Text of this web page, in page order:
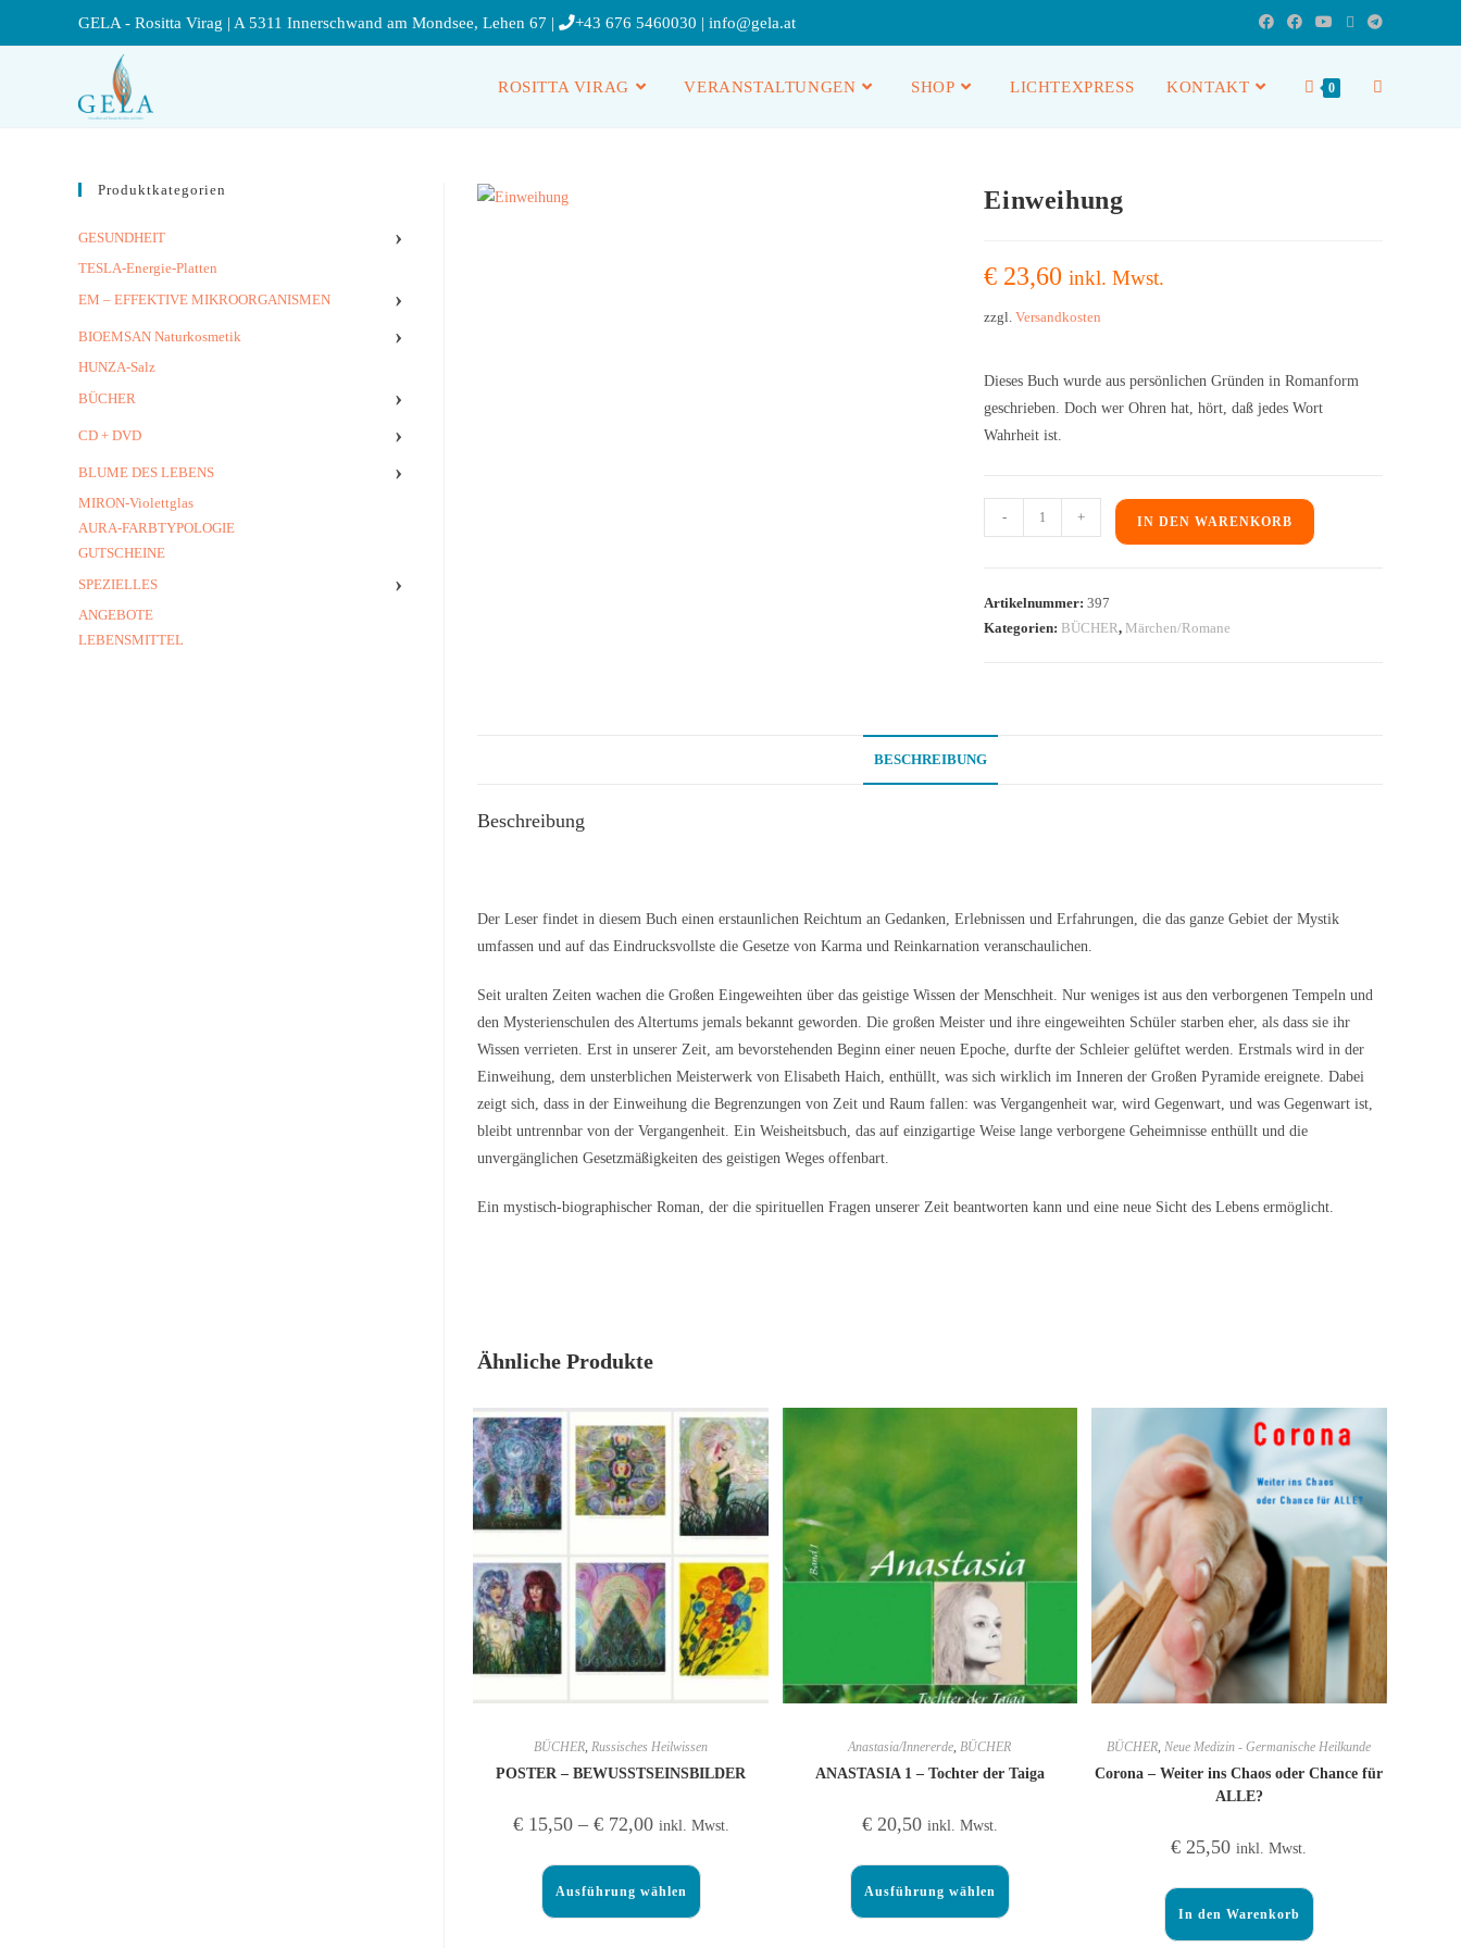
GELA - Rositta Virag | A 5311 Innerschwand am Mondsee, Lehen 67 | +43 676 5460030 | info@gela.at
ROSITTA VIRAG VERANSTALTUNGEN SHOP LICHTEXPRESS KONTAKT 0
Einweihung
€ 23,60 inkl. Mwst.
zzgl.Versandkosten
Dieses Buch wurde aus persönlichen Gründen in Romanform
geschrieben. Doch wer Ohren hat, hört, daß jedes Wort
Wahrheit ist.
- + IN DEN WARENKORB
Artikelnummer:397
Kategorien: BÜCHER, Märchen/Romane
BESCHREIBUNG
Beschreibung
Der Leser findet in diesem Buch einen erstaunlichen Reichtum an Gedanken, Erlebnissen und Erfahrungen, die das ganze Gebiet der Mystik
umfassen und auf das Eindrucksvollste die Gesetze von Karma und Reinkarnation veranschaulichen.
Seit uralten Zeiten wachen die Großen Eingeweihten über das geistige Wissen der Menschheit. Nur weniges ist aus den verborgenen Tempeln und
den Mysterienschulen des Altertums jemals bekannt geworden. Die großen Meister und ihre eingeweihten Schüler starben eher, als dass sie ihr
Wissen verrieten. Erst in unserer Zeit, am bevorstehenden Beginn einer neuen Epoche, durfte der Schleier gelüftet werden. Erstmals wird in der
Einweihung, dem unsterblichen Meisterwerk von Elisabeth Haich, enthüllt, was sich wirklich im Inneren der Großen Pyramide ereignete. Dabei
zeigt sich, dass in der Einweihung die Begrenzungen von Zeit und Raum fallen: was Vergangenheit war, wird Gegenwart, und was Gegenwart ist,
bleibt untrennbar von der Vergangenheit. Ein Weisheitsbuch, das auf einzigartige Weise lange verborgene Geheimnisse enthüllt und die
unvergänglichen Gesetzmäßigkeiten des geistigen Weges offenbart.
Ein mystisch-biographischer Roman, der die spirituellen Fragen unserer Zeit beantworten kann und eine neue Sicht des Lebens ermöglicht.
Ähnliche Produkte
BÜCHER,Russisches Heilwissen
POSTER – BEWUSSTSEINSBILDER
€15,50– €72,00 inkl. Mwst.
Ausführung wählen
Anastasia/Innererde,BÜCHER
ANASTASIA 1 – Tochter der Taiga
€20,50 inkl. Mwst.
Ausführung wählen
BÜCHER,Neue Medizin - Germanische Heilkunde
Corona – Weiter ins Chaos oder Chance für
ALLE?
€ 25,50 inkl. Mwst.
In den Warenkorb
Produktkategorien
GESUNDHEIT ›
TESLA-Energie-Platten
EM – EFFEKTIVE MIKROORGANISMEN
›
BIOEMSAN Naturkosmetik ›
HUNZA-Salz
BÜCHER
›
CD + DVD ›
BLUME DES LEBENS ›
MIRON-Violettglas
AURA-FARBTYPOLOGIE
GUTSCHEINE
SPEZIELLES
›
ANGEBOTE
LEBENSMITTEL